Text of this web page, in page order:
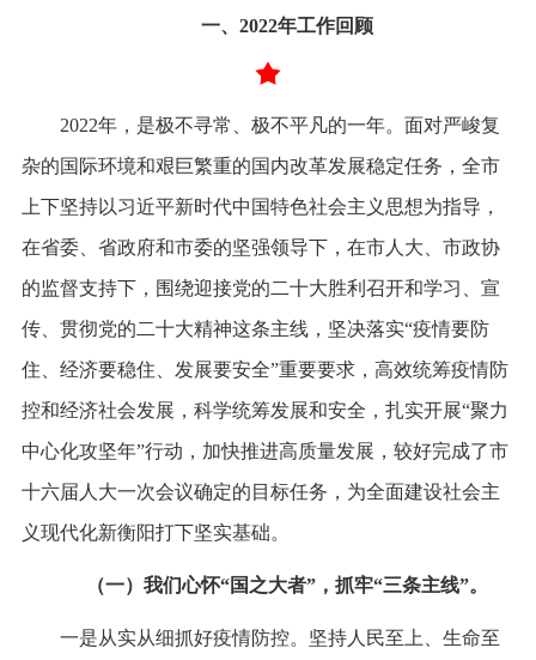
一、2022年工作回顾
2022年，是极不寻常、极不平凡的一年。面对严峻复
杂的国际环境和艰巨繁重的国内改革发展稳定任务，全市
上下坚持以习近平新时代中国特色社会主义思想为指导，
在省委、省政府和市委的坚强领导下，在市人大、市政协
的监督支持下，围绕迎接党的二十大胜利召开和学习、宣
传、贯彻党的二十大精神这条主线，坚决落实“疫情要防
住、经济要稳住、发展要安全”重要要求，高效统筹疫情防
控和经济社会发展，科学统筹发展和安全，扎实开展“聚力
中心化攻坚年”行动，加快推进高质量发展，较好完成了市
十六届人大一次会议确定的目标任务，为全面建设社会主
义现代化新衡阳打下坚实基础。
（一）我们心怀“国之大者”，抓牢“三条主线”。
一是从实从细抓好疫情防控。坚持人民至上、生命至